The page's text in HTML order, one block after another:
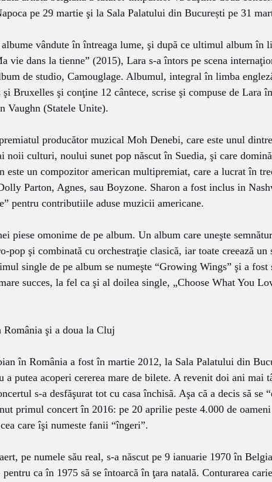
pe 29 martie şi la Sala Palatului din București pe 31
vândute în întreaga lume, şi după ce ultimul album în
vie dans la tienne” (2015), Lara s-a întors pe scena
de studio, Camouglage. Albumul, integral în limba
Bruxelles şi conţine 12 cântece, scrise şi compuse de Lara
Vaughn (Statele Unite).
producător muzical Moh Denebi, care este unul
noii culturi, noului sunet pop născut în Suedia, şi care
este un compozitor american multipremiat, care a lucrat în
Parton, Agnes, sau Boyzone. Sharon a fost inclus in
pentru contributiile aduse muzicii americane.
piese omonime de pe album. Un album care uneşte
pop şi combinată cu orchestraţie clasică, iar toate creează un
single de pe album se numeşte “Growing Wings” şi a fost
succes, la fel ca şi al doilea single, „Choose What You
România şi a doua la Cluj
în România a fost în martie 2012, la Sala Palatului din
a putea acoperi cererea mare de bilete. A revenit doi ani mai
s-a desfăşurat tot cu casa închisă. Aşa că a decis să se
primul concert în 2016: pe 20 aprilie peste 4.000 de
care îşi numeste fanii “îngeri”.
pe numele său real, s-a născut pe 9 ianuarie 1970 în
ca în 1975 să se întoarcă în ţara natală. Conturarea